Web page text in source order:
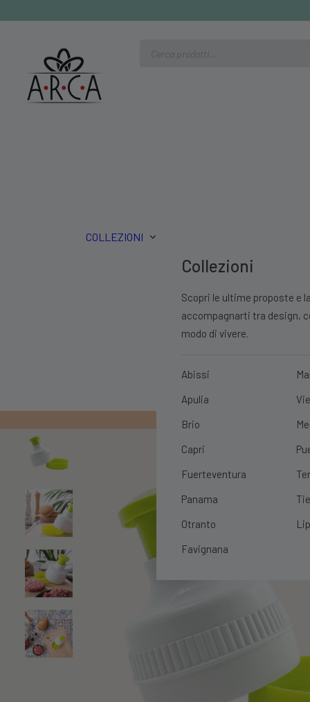
COLLEZIONI
Collezioni
Scopri le ultime proposte e
accompagnarti tra design,
modo di vivere.
Abissi
Apulia
Brio
Capri
Fuerteventura
Panama
Otranto
Favignana
PRIMO